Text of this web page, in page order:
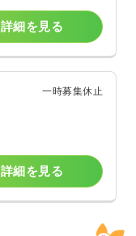
詳細を見る
一時募集休止
詳細を見る